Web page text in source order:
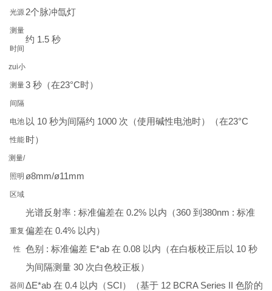
光源 2个脉冲氙灯
测量
时间
约 1.5 秒
zui小
测量
间隔
3 秒（在23°C时）
电池
性能
以 10 秒为间隔约 1000 次（使用碱性电池时）（在23°C
时）
测量/
照明
区域
ø8mm/ø11mm
重复
性
光谱反射率 : 标准偏差在 0.2% 以内（360 到380nm : 标准
偏差在 0.4% 以内）
色别 : 标准偏差 E*ab 在 0.08 以内（在白板校正后以 10 秒
为间隔测量 30 次白色校正板）
器间 ΔΕ*ab 在 0.4 以内（SCI）（基于 12 BCRA Series II 色阶的